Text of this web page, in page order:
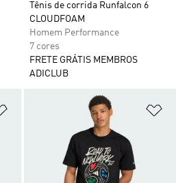
Tênis de corrida Runfalcon 6
CLOUDFOAM
Homem Performance
7 cores
FRETE GRÁTIS MEMBROS
ADICLUB
Adicionar à Lista de Desejos